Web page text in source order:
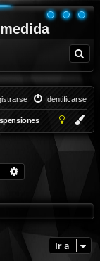
u
Identificarse
Buscar
Ir a